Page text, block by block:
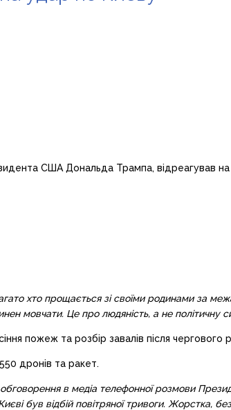
США Дональда Трампа, відреагував на
хто прощається зі своїми родинами за
мовчати. Це про людяність, а не політичну
пожеж та розбір завалів після чергового
дронів та ракет.
в медіа телефонної розмови
був відбій повітряної тривоги. Жорстка,